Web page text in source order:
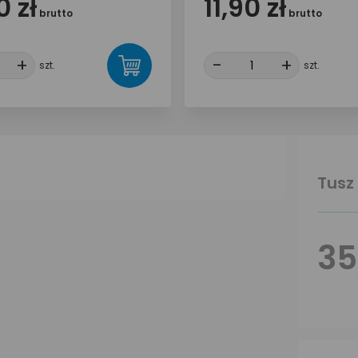
zł brutto
+ +
szt.
11,90 zł brutto
- + +
szt.
Tusz